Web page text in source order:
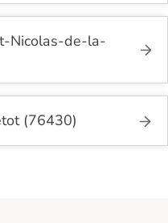
Nicolas-de-la-
(76430)